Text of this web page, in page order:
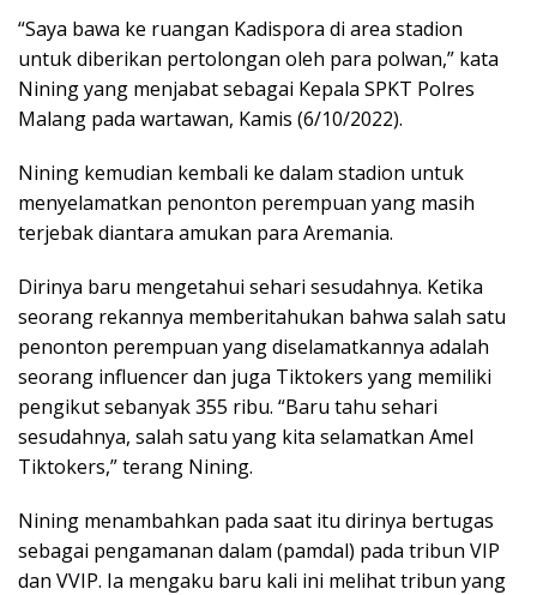
“Saya bawa ke ruangan Kadispora di area stadion
untuk diberikan pertolongan oleh para polwan,” kata
Nining yang menjabat sebagai Kepala SPKT Polres
Malang pada wartawan, Kamis (6/10/2022).
Nining kemudian kembali ke dalam stadion untuk
menyelamatkan penonton perempuan yang masih
terjebak diantara amukan para Aremania.
Dirinya baru mengetahui sehari sesudahnya. Ketika
seorang rekannya memberitahukan bahwa salah satu
penonton perempuan yang diselamatkannya adalah
seorang influencer dan juga Tiktokers yang memiliki
pengikut sebanyak 355 ribu. “Baru tahu sehari
sesudahnya, salah satu yang kita selamatkan Amel
Tiktokers,” terang Nining.
Nining menambahkan pada saat itu dirinya bertugas
sebagai pengamanan dalam (pamdal) pada tribun VIP
dan VVIP. Ia mengaku baru kali ini melihat tribun yang